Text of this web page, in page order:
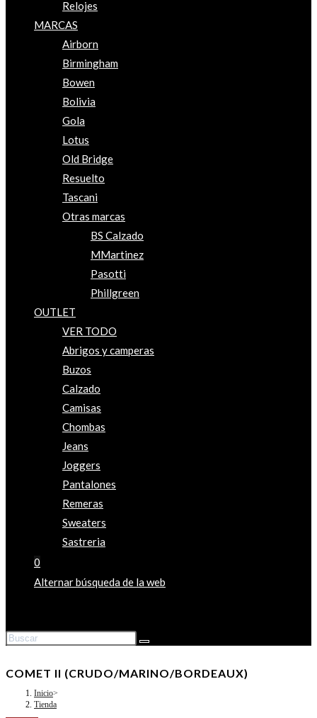
Relojes
MARCAS
Airborn
Birmingham
Bowen
Bolivia
Gola
Lotus
Old Bridge
Resuelto
Tascani
Otras marcas
BS Calzado
MMartinez
Pasotti
Phillgreen
OUTLET
VER TODO
Abrigos y camperas
Buzos
Calzado
Camisas
Chombas
Jeans
Joggers
Pantalones
Remeras
Sweaters
Sastreria
0
Alternar búsqueda de la web
COMET II (CRUDO/MARINO/BORDEAUX)
Inicio>
Tienda